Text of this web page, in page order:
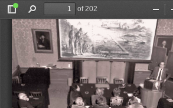
Toggle
Sidebar
Find
of 202
Zoom
Out